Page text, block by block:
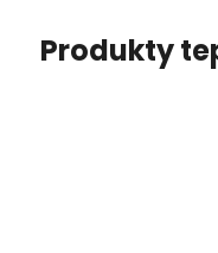
Produkty
n